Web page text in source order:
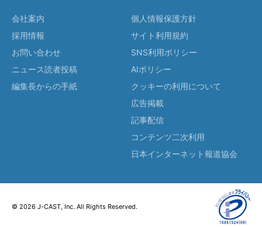
会社案内
採用情報
お問い合わせ
ニュース読者投稿
編集長からの手紙
個人情報保護方針
サイト利用規約
SNS利用ポリシー
AIポリシー
クッキーの利用について
広告掲載
記事配信
コンテンツ二次利用
日本インターネット報道協会
© 2026 J-CAST, Inc. All Rights Reserved.